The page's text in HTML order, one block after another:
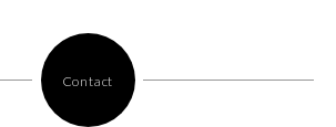
Contact